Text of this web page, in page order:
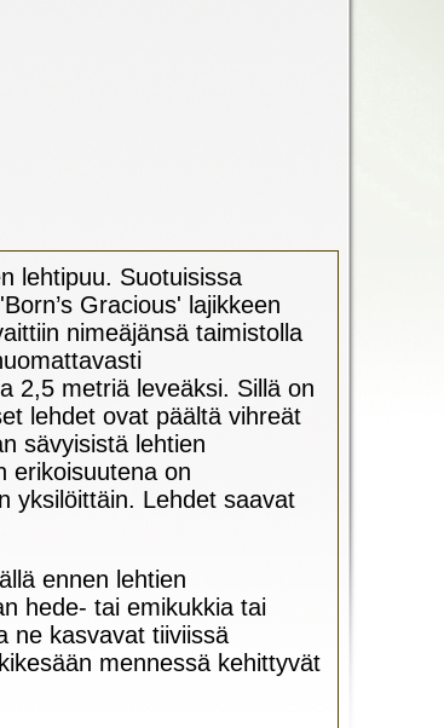
lehtipuu. Suotuisissa
Gracious' lajikkeen
nimeäjänsä taimistolla
2,5 metriä leveäksi. Sillä on
lehdet ovat päältä vihreät
sävyisistä lehtien
erikoisuutena on
yksilöittäin. Lehdet saavat
ennen lehtien
hede- tai emikukkia tai
ne kasvavat tiiviissä
mennessä kehittyvät